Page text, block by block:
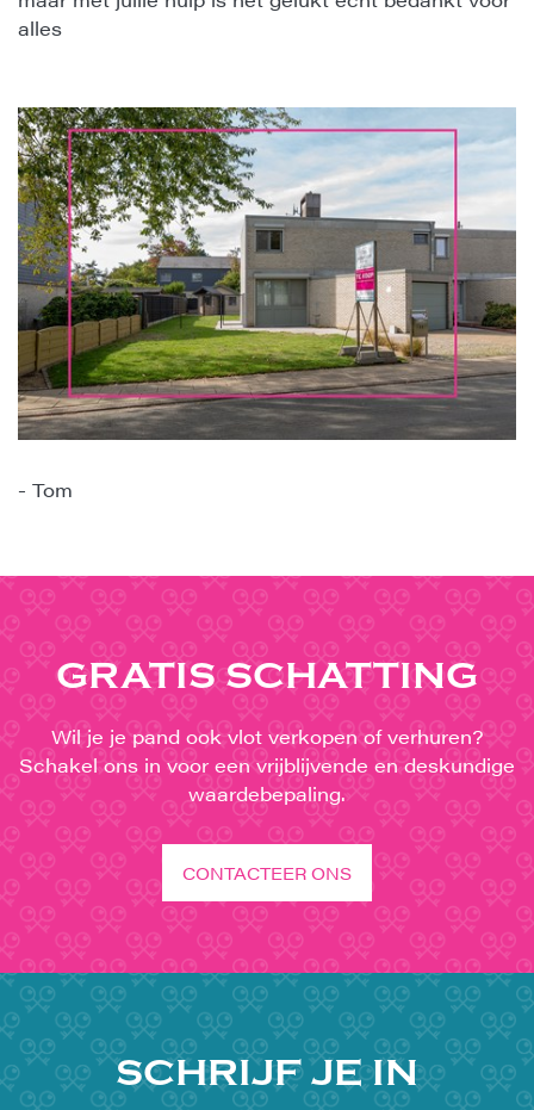
alles
- Tom
GRATIS SCHATTING
Wil je je pand ook vlot verkopen of verhuren?
Schakel ons in voor een vrijblijvende en deskundige
waardebepaling.
CONTACTEER ONS
SCHRIJF JE IN